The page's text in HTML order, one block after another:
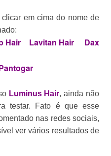
em cima do nome de
Hair Lavitan Hair
Dax
Luminus Hair, ainda não
testar. Fato é que esse
nas redes sociais,
ver vários resultados de